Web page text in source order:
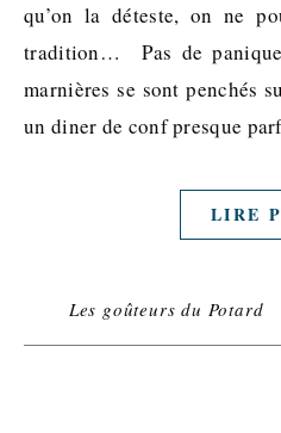
qu’on la déteste, on ne
tradition… Pas de
marnières se sont penchés
un diner de conf presque
LIRE
Les goûteurs du Potard